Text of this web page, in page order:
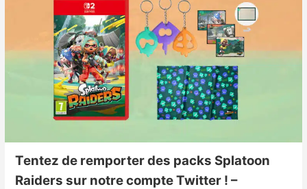
Mises à jour
Chiffres de ventes
Rumeurs
Tests et previews
Tentez de remporter des packs Splatoon
Raiders sur notre compte Twitter ! –